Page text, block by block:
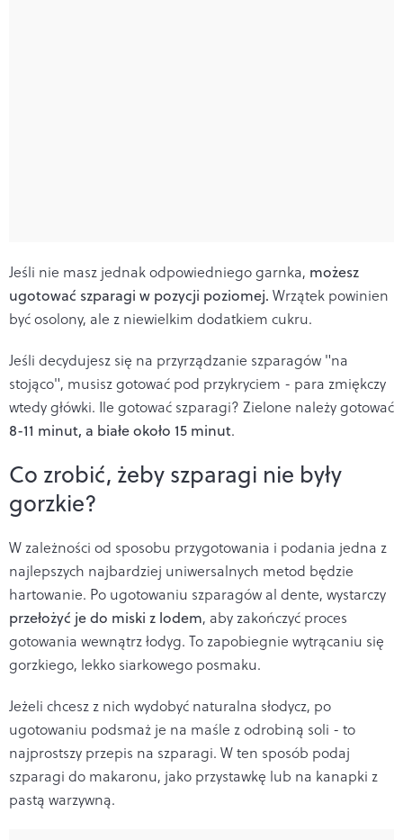
Jeśli nie masz jednak odpowiedniego garnka, możesz
ugotować szparagi w pozycji poziomej. Wrzątek powinien
być osolony, ale z niewielkim dodatkiem cukru.
Jeśli decydujesz się na przyrządzanie szparagów "na
stojąco", musisz gotować pod przykryciem - para zmiękczy
wtedy główki. Ile gotować szparagi? Zielone należy gotować
8-11 minut, a białe około 15 minut.
Co zrobić, żeby szparagi nie były
gorzkie?
W zależności od sposobu przygotowania i podania jedna z
najlepszych najbardziej uniwersalnych metod będzie
hartowanie. Po ugotowaniu szparagów al dente, wystarczy
przełożyć je do miski z lodem, aby zakończyć proces
gotowania wewnątrz łodyg. To zapobiegnie wytrącaniu się
gorzkiego, lekko siarkowego posmaku.
Jeżeli chcesz z nich wydobyć naturalna słodycz, po
ugotowaniu podsmaż je na maśle z odrobiną soli - to
najprostszy przepis na szparagi. W ten sposób podaj
szparagi do makaronu, jako przystawkę lub na kanapki z
pastą warzywną.